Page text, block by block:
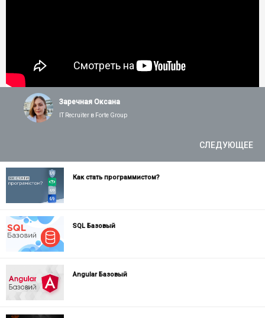
Как стать программистом?
SQL Базовый
Angular Базовый
СЛЕДУЮЩЕЕ
Заречная Оксана
IT Recruiter в Forte Group